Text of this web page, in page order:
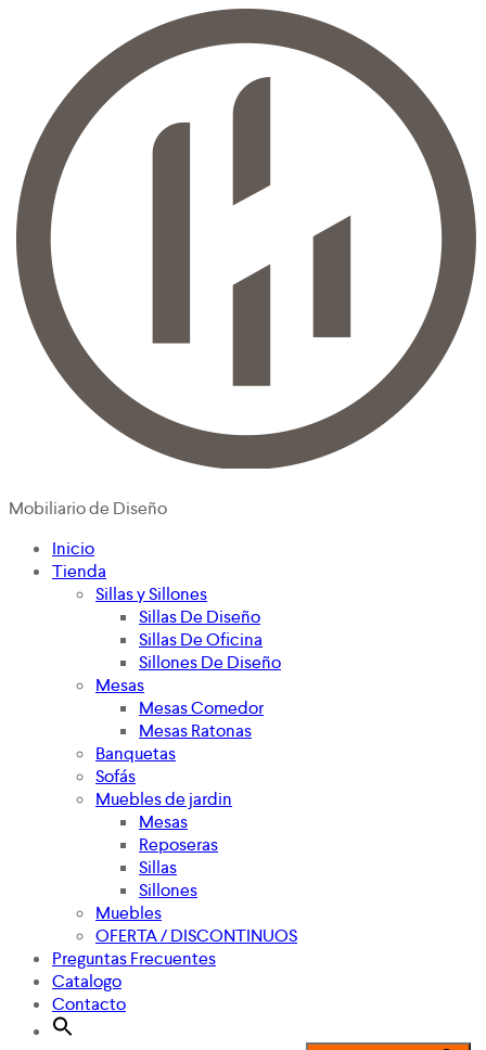
Mobiliario de Diseño
Inicio
Tienda
Sillas y Sillones
Sillas De Diseño
Sillas De Oficina
Sillones De Diseño
Mesas
Mesas Comedor
Mesas Ratonas
Banquetas
Sofás
Muebles de jardin
Mesas
Reposeras
Sillas
Sillones
Muebles
OFERTA / DISCONTINUOS
Preguntas Frecuentes
Catalogo
Contacto